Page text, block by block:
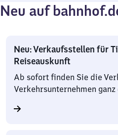
Neu auf
Neu: Verkaufsstellen für
Reiseauskunft
Ab sofort finden Sie die
Verkehrsunternehmen